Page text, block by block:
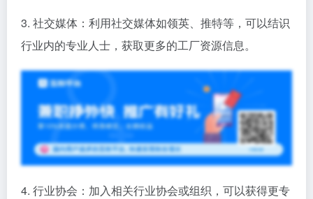
3. 社交媒体：利用社交媒体如领英、推特等，可以结识
行业内的专业人士，获取更多的工厂资源信息。
4. 行业协会：加入相关行业协会或组织，可以获得更专